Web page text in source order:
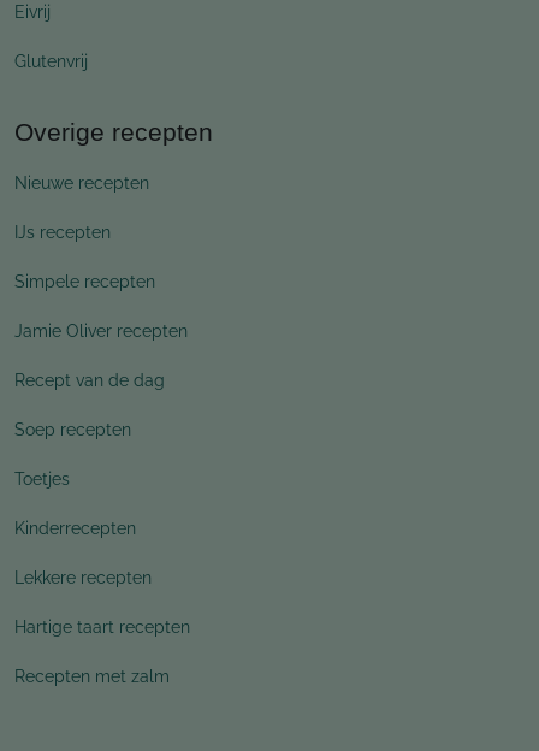
Eivrij
Glutenvrij
Overige recepten
Nieuwe recepten
IJs recepten
Simpele recepten
Jamie Oliver recepten
Recept van de dag
Soep recepten
Toetjes
Kinderrecepten
Lekkere recepten
Hartige taart recepten
Recepten met zalm